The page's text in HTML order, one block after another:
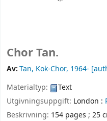
Chor Tan.
Av:Tan, Kok-Chor, 1964-
Materialtyp:
Text
Utgivningsuppgift: London :
Beskrivning: 154 pages ; 25